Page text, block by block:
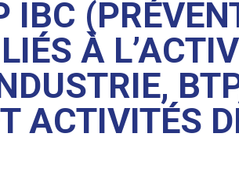
IBC
À
ACTIVITÉS